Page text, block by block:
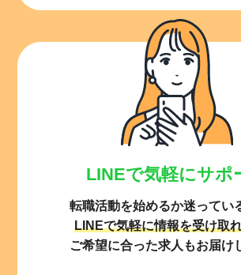
LINEで気軽にサポ
転職活動を始めるか迷ってい
LINEで気軽に情報を受け取
ご希望に合った求人もお届け